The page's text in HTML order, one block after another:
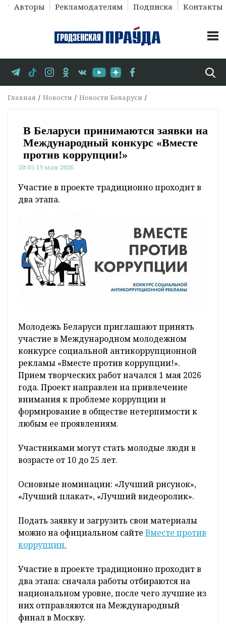
Авторы Рекламодателям Подписка Контакты
Главная Новости Новости Беларуси
В Беларуси принимаются заявки на
Международный конкурс «Вместе
против коррупции!»
20:05 19 мая 2026
Участие в проекте традиционно проходит в
два этапа.
Молодежь Беларуси приглашают принять
участие в Международном молодежном
конкурсе социальной антикоррупционной
рекламы «Вместе против коррупции!».
Прием творческих работ начался 1 мая 2026
года. Проект направлен на привлечение
внимания к проблеме коррупции и
формирование в обществе нетерпимости к
любым ее проявлениям.
Участниками могут стать молодые люди в
возрасте от 10 до 25 лет.
Основные номинации: «Лучший рисунок»,
«Лучший плакат», «Лучший видеоролик».
Подать заявку и загрузить свои материалы
можно на официальном сайте Вместе против
коррупции.
Участие в проекте традиционно проходит в
два этапа: сначала работы отбираются на
национальном уровне, после чего лучшие из
них отправляются на Международный
финал в Москву.